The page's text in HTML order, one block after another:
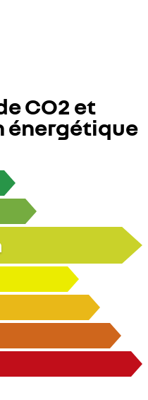
CO2 et
énergétique